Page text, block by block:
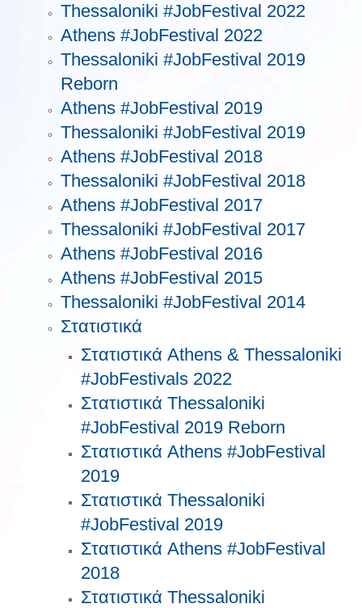
Thessaloniki #JobFestival 2022
Athens #JobFestival 2022
Thessaloniki #JobFestival 2019
Reborn
Athens #JobFestival 2019
Thessaloniki #JobFestival 2019
Athens #JobFestival 2018
Thessaloniki #JobFestival 2018
Athens #JobFestival 2017
Τhessaloniki #JobFestival 2017
Athens #JobFestival 2016
Athens #JobFestival 2015
Thessaloniki #JobFestival 2014
Στατιστικά
Στατιστικά Athens & Thessaloniki
#JobFestivals 2022
Στατιστικά Thessaloniki
#JobFestival 2019 Reborn
Στατιστικά Athens #JobFestival
2019
Στατιστικά Thessaloniki
#JobFestival 2019
Στατιστικά Athens #JobFestival
2018
Στατιστικά Thessaloniki